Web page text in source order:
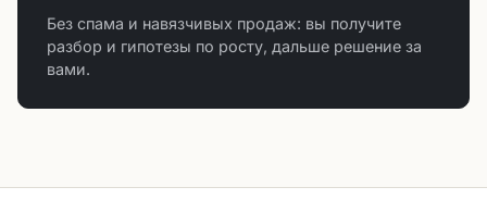
Без спама и навязчивых продаж: вы получите
разбор и гипотезы по росту, дальше решение за
вами.